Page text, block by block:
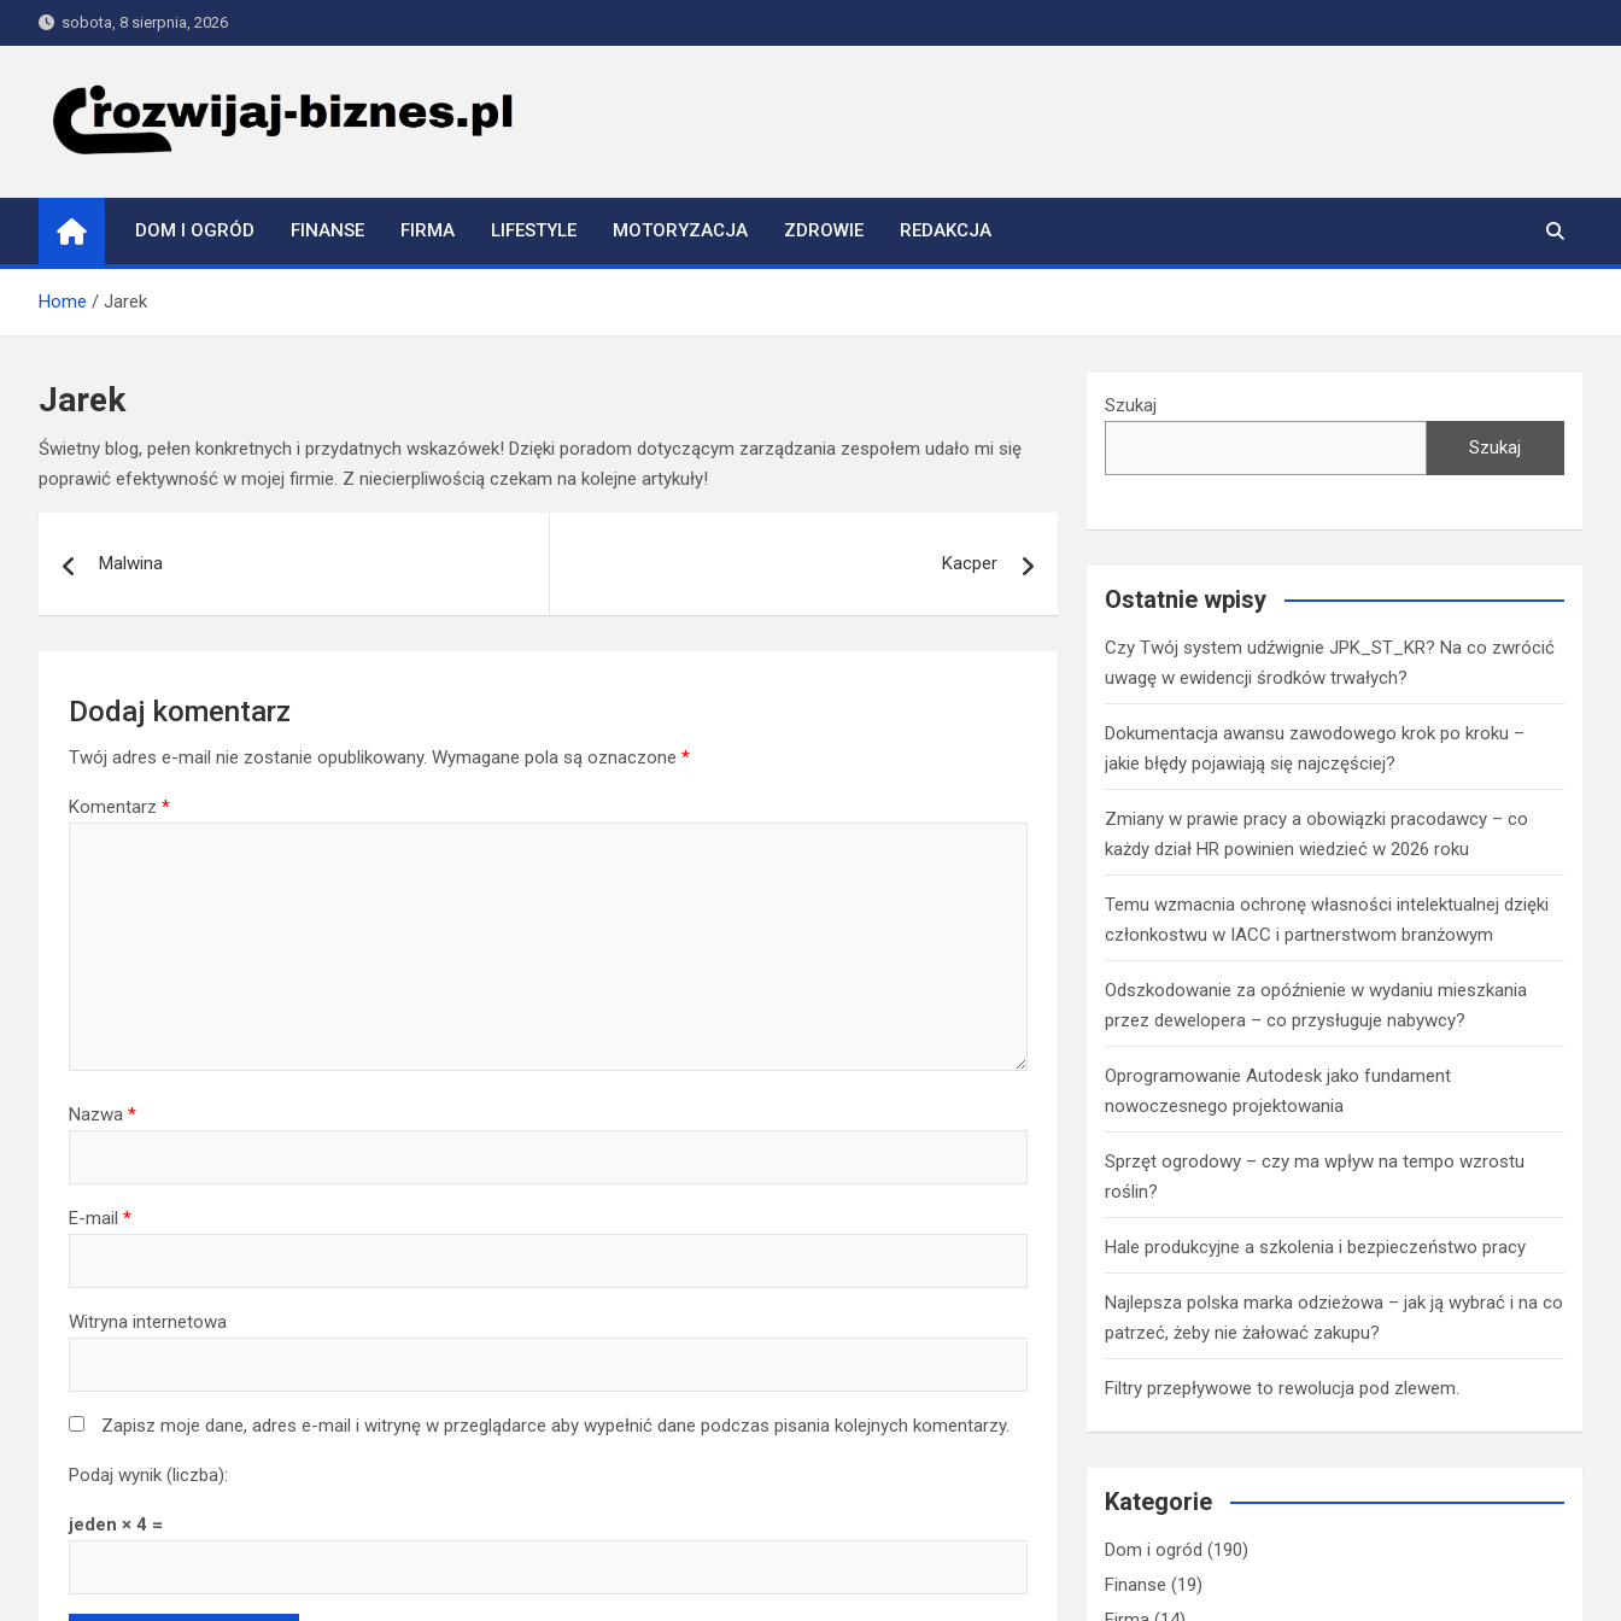
to
sobota, 8 sierpnia, 2026
rozwijaj-biznes.pl
DOM I OGRÓD FINANSE FIRMA LIFESTYLE MOTORYZACJA ZDROWIE REDAKCJA
Home Jarek
Jarek
Świetny blog, pełen konkretnych i przydatnych wskazówek! Dzięki poradom dotyczącym zarządzania zespołem udało mi się
poprawić efektywność w mojej firmie. Z niecierpliwością czekam na kolejne artykuły!
wpisu
Malwina Kacper
Dodaj komentarz
Twój adres e-mail nie zostanie opublikowany. Wymagane pola są oznaczone *
Komentarz *
Nazwa *
E-mail *
Witryna internetowa
Zapisz moje dane, adres e-mail i witrynę w przeglądarce aby wypełnić dane podczas pisania kolejnych komentarzy.
Podaj wynik (liczba):
jeden × 4 =
Szukaj
Szukaj
Ostatnie wpisy
Czy Twój system udźwignie JPK_ST_KR? Na co zwrócić
uwagę w ewidencji środków trwałych?
Dokumentacja awansu zawodowego krok po kroku –
jakie błędy pojawiają się najczęściej?
Zmiany w prawie pracy a obowiązki pracodawcy – co
każdy dział HR powinien wiedzieć w 2026 roku
Temu wzmacnia ochronę własności intelektualnej dzięki
członkostwu w IACC i partnerstwom branżowym
Odszkodowanie za opóźnienie w wydaniu mieszkania
przez dewelopera – co przysługuje nabywcy?
Oprogramowanie Autodesk jako fundament
nowoczesnego projektowania
Sprzęt ogrodowy – czy ma wpływ na tempo wzrostu
roślin?
Hale produkcyjne a szkolenia i bezpieczeństwo pracy
Najlepsza polska marka odzieżowa – jak ją wybrać i na co
patrzeć, żeby nie żałować zakupu?
Filtry przepływowe to rewolucja pod zlewem.
Kategorie
Dom i ogród (190)
Finanse (19)